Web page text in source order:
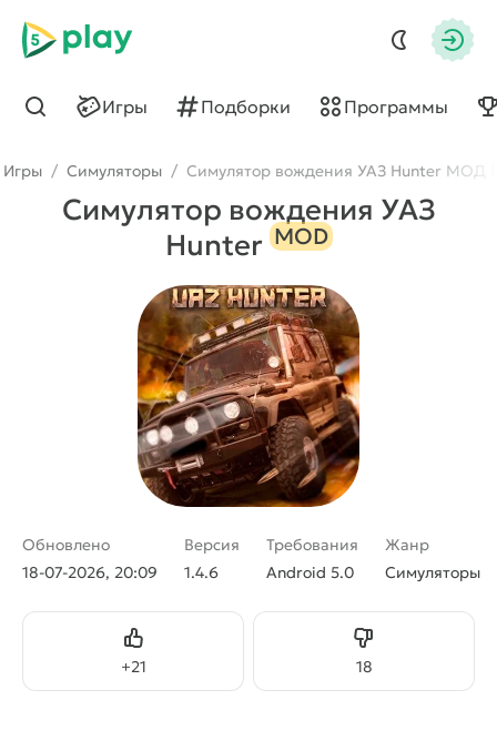
5play
Игры Подборки Программы
Найти
Игры / Симуляторы / Симулятор вождения УАЗ Hunter МОД
Симулятор вождения УАЗ
Hunter MOD
Обновлено
18-07-2026, 20:09
Версия
1.4.6
Требования
Android 5.0
Жанр
Симуляторы
+21
Нравится 18Не нравится